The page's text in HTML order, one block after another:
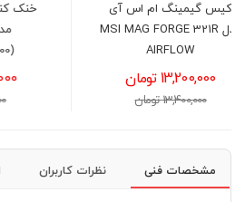
خنک کننده بادی دیپ کول
مدل DEEPCOOL
AG200(LGA1700)
3,400,000 تومان
3,600,000 تومان
مشخصات فنی نظرات کاربران